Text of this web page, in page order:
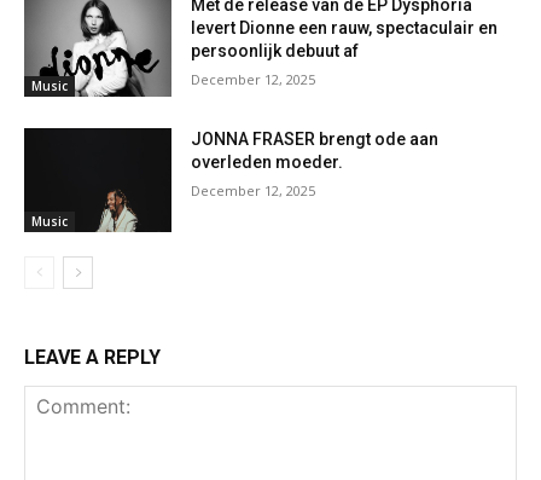
Music
Met de release van de EP Dysphoria
levert Dionne een rauw, spectaculair en
persoonlijk debuut af
December 12, 2025
Music
JONNA FRASER brengt ode aan
overleden moeder.
December 12, 2025
LEAVE A REPLY